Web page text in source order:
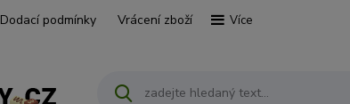
Dodací podmínky Vrácení zboží Více